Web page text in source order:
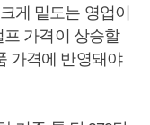
게 밑도는 영업이
프 가격이 상승할
가격에 반영돼야